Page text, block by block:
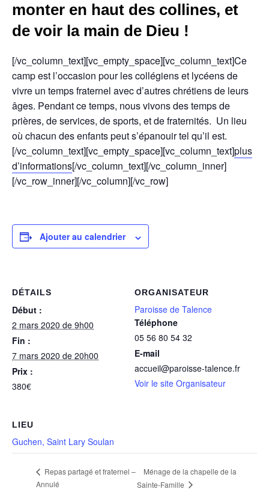
monter en haut des collines, et
de voir la main de Dieu !
[/vc_column_text][vc_empty_space][vc_column_text]Ce
camp est l’occasion pour les collégiens et lycéens de
vivre un temps fraternel avec d’autres chrétiens de leurs
âges. Pendant ce temps, nous vivons des temps de
prières, de services, de sports, et de fraternités. Un lieu
où chacun des enfants peut s’épanouir tel qu’il est.
[/vc_column_text][vc_empty_space][vc_column_text]plus
d’informations[/vc_column_text][/vc_column_inner]
[/vc_row_inner][/vc_column][/vc_row]
Ajouter au calendrier
DÉTAILS
Début :
2 mars 2020 de 9h00
Fin :
7 mars 2020 de 20h00
Prix :
380€
ORGANISATEUR
Paroisse de Talence
Téléphone
05 56 80 54 32
E-mail
accueil@paroisse-talence.fr
Voir le site Organisateur
LIEU
Guchen, Saint Lary Soulan
Repas partagé et fraternel –
Annulé
Ménage de la chapelle de la
Sainte-Famille